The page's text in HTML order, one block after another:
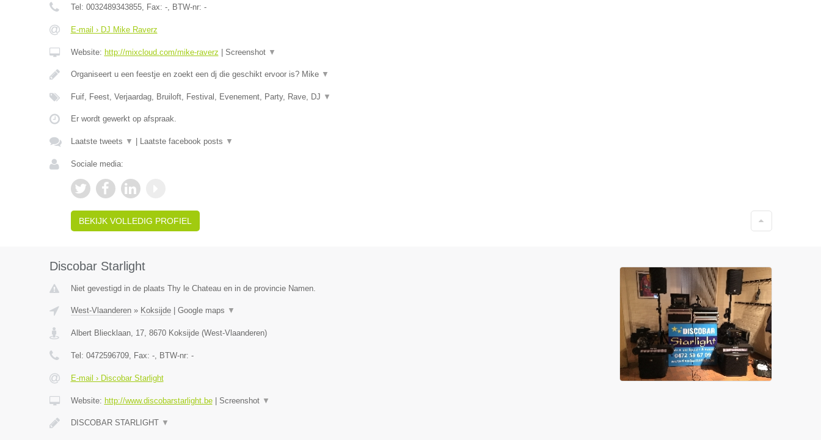
Tel: 0032489343855, Fax: -, BTW-nr: -
E-mail › DJ Mike Raverz
Website: http://mixcloud.com/mike-raverz Screenshot ▼
Organiseert u een feestje en zoekt een dj die geschikt ervoor is? Mike ▼
Fuif, Feest, Verjaardag, Bruiloft, Festival, Evenement, Party, Rave, DJ ▼
Er wordt gewerkt op afspraak.
Laatste tweets ▼ Laatste facebook posts ▼
Sociale media:
BEKIJK VOLLEDIG PROFIEL
Discobar Starlight
Niet gevestigd in de plaats Thy le Chateau en in de provincie Namen.
West-Vlaanderen» Koksijde| Google maps ▼
Albert Bliecklaan, 17, 8670 Koksijde(West-Vlaanderen)
Tel: 0472596709, Fax: -, BTW-nr: -
E-mail › Discobar Starlight
Website: http://www.discobarstarlight.be| Screenshot ▼
DISCOBAR STARLIGHT ▼